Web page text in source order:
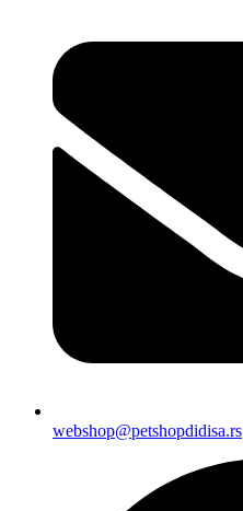
webshop@petshopdidisa.rs